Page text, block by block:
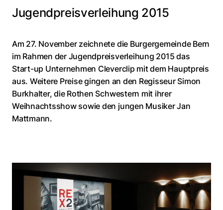
Jugendpreisverleihung 2015
Am 27. November zeichnete die Burgergemeinde Bern
im Rahmen der Jugendpreisverleihung 2015 das
Start-up Unternehmen Cleverclip mit dem Hauptpreis
aus. Weitere Preise gingen an den Regisseur Simon
Burkhalter, die Rothen Schwestern mit ihrer
Weihnachtsshow sowie den jungen Musiker Jan
Mattmann.